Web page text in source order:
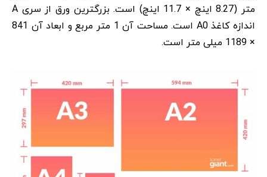
متر (8.27 اینچ × 11.7 اینچ) است. بزرگترین ورق از سری A
اندازه کاغذ A0 است. مساحت آن 1 متر مربع و ابعاد آن 841
× 1189 میلی متر است.